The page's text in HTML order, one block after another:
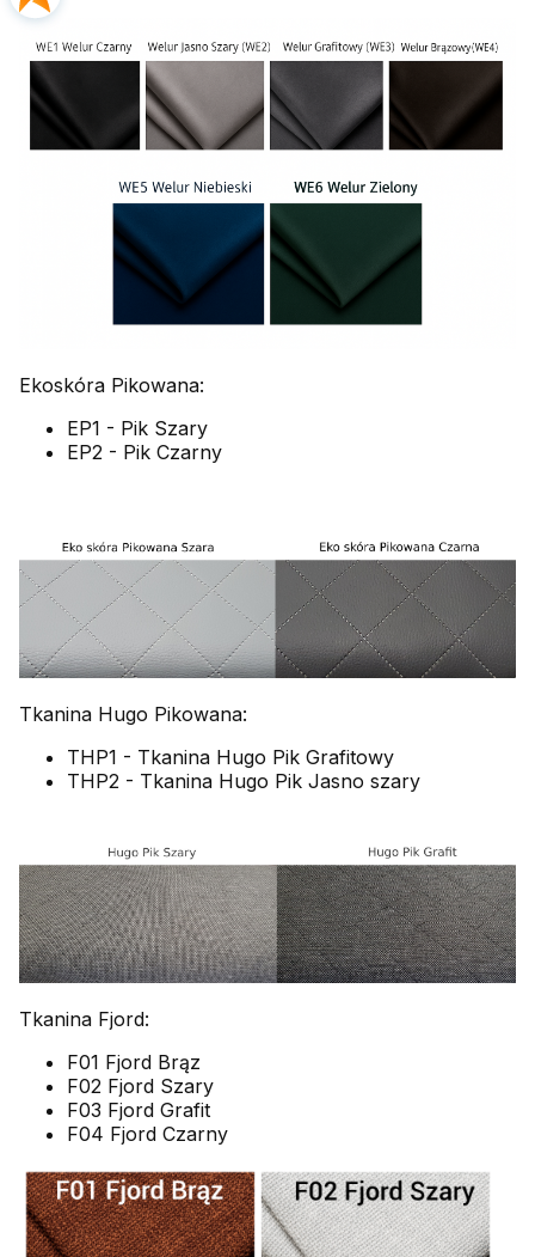
Ekoskóra Pikowana:
EP1 - Pik Szary
EP2 - Pik Czarny
Tkanina Hugo Pikowana:
THP1 - Tkanina Hugo Pik Grafitowy
THP2 - Tkanina Hugo Pik Jasno szary
Tkanina Fjord:
F01 Fjord Brąz
F02 Fjord Szary
F03 Fjord Grafit
F04 Fjord Czarny